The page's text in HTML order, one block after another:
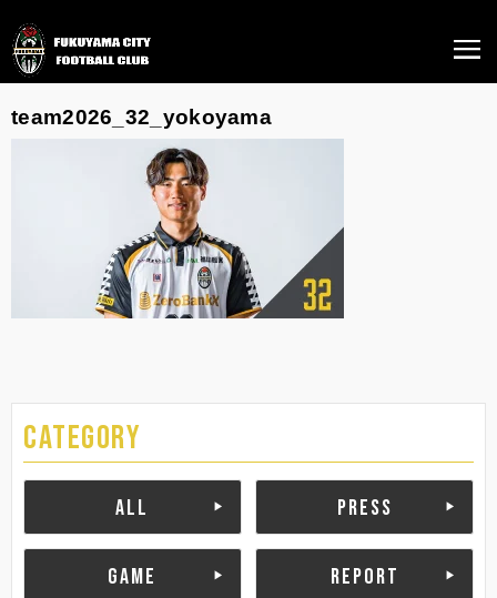
team2026_32_yokoyama
CATEGORY
ALL PRESS
GAME REPORT